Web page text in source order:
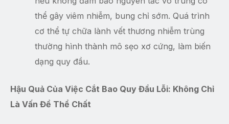
thể gây viêm nhiễm, bung chỉ sớm. Quá trình
cơ thể tự chữa lành vết thương nhiễm trùng
thường hình thành mô sẹo xơ cứng, làm biến
dạng quy đầu.
Hậu Quả Của Việc Cắt Bao Quy Đầu Lỗi: Không Chỉ
Là Vấn Đề Thể Chất